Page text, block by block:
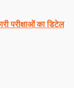
परीक्षाओं का डिटेल